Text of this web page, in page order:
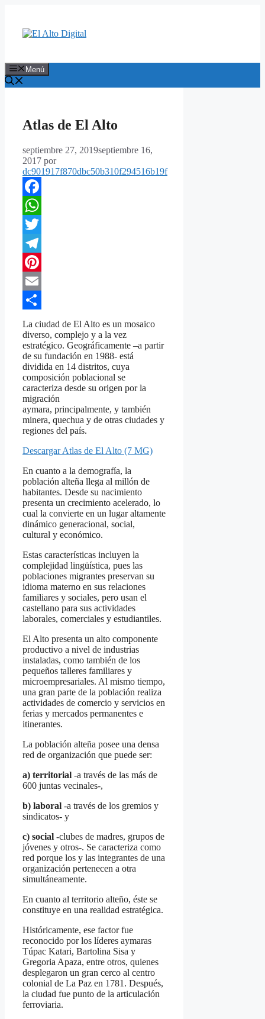
contenido
Menú
Atlas de El Alto
septiembre 27, 2019septiembre 16,
2017 por
dc901917f870dbc50b310f294516b19f
Facebook
WhatsApp
Twitter
Telegram
Pinterest
Email
Compartir
La ciudad de El Alto es un mosaico
diverso, complejo y a la vez
estratégico. Geográficamente –a partir
de su fundación en 1988- está
dividida en 14 distritos, cuya
composición poblacional se
caracteriza desde su origen por la
migración
aymara, principalmente, y también
minera, quechua y de otras ciudades y
regiones del país.
Descargar Atlas de El Alto (7 MG)
En cuanto a la demografía, la
población alteña llega al millón de
habitantes. Desde su nacimiento
presenta un crecimiento acelerado, lo
cual la convierte en un lugar altamente
dinámico generacional, social,
cultural y económico.
Estas características incluyen la
complejidad lingüística, pues las
poblaciones migrantes preservan su
idioma materno en sus relaciones
familiares y sociales, pero usan el
castellano para sus actividades
laborales, comerciales y estudiantiles.
El Alto presenta un alto componente
productivo a nivel de industrias
instaladas, como también de los
pequeños talleres familiares y
microempresariales. Al mismo tiempo,
una gran parte de la población realiza
actividades de comercio y servicios en
ferias y mercados permanentes e
itinerantes.
La población alteña posee una densa
red de organización que puede ser:
a) territorial -a través de las más de
600 juntas vecinales-,
b) laboral -a través de los gremios y
sindicatos- y
c) social -clubes de madres, grupos de
jóvenes y otros-. Se caracteriza como
red porque los y las integrantes de una
organización pertenecen a otra
simultáneamente.
En cuanto al territorio alteño, éste se
constituye en una realidad estratégica.
Históricamente, ese factor fue
reconocido por los líderes aymaras
Túpac Katari, Bartolina Sisa y
Gregoria Apaza, entre otros, quienes
desplegaron un gran cerco al centro
colonial de La Paz en 1781. Después,
la ciudad fue punto de la articulación
ferroviaria.